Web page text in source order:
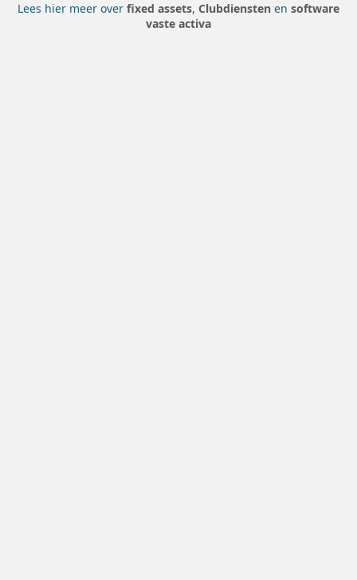
Lees hier meer over fixed assets, Clubdiensten en software
vaste activa